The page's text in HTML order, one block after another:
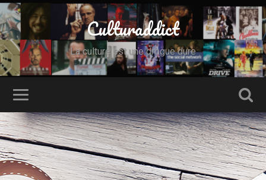
Culturaddict
La culture est une drogue dure